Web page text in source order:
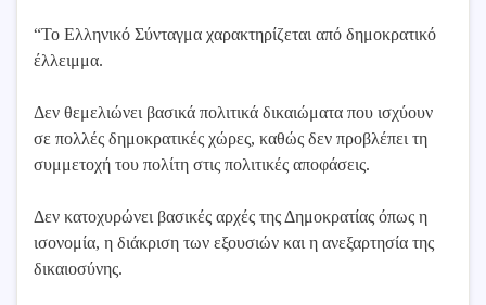
“To Ελληνικό Σύνταγμα χαρακτηρίζεται από δημοκρατικό
έλλειμμα.
Δεν θεμελιώνει βασικά πολιτικά δικαιώματα που ισχύουν
σε πολλές δημοκρατικές χώρες, καθώς δεν προβλέπει τη
συμμετοχή του πολίτη στις πολιτικές αποφάσεις.
Δεν κατοχυρώνει βασικές αρχές της Δημοκρατίας όπως η
ισονομία, η διάκριση των εξουσιών και η ανεξαρτησία της
δικαιοσύνης.